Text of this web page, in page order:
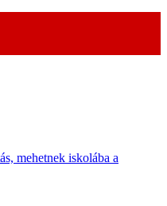
mehetnek iskolába a